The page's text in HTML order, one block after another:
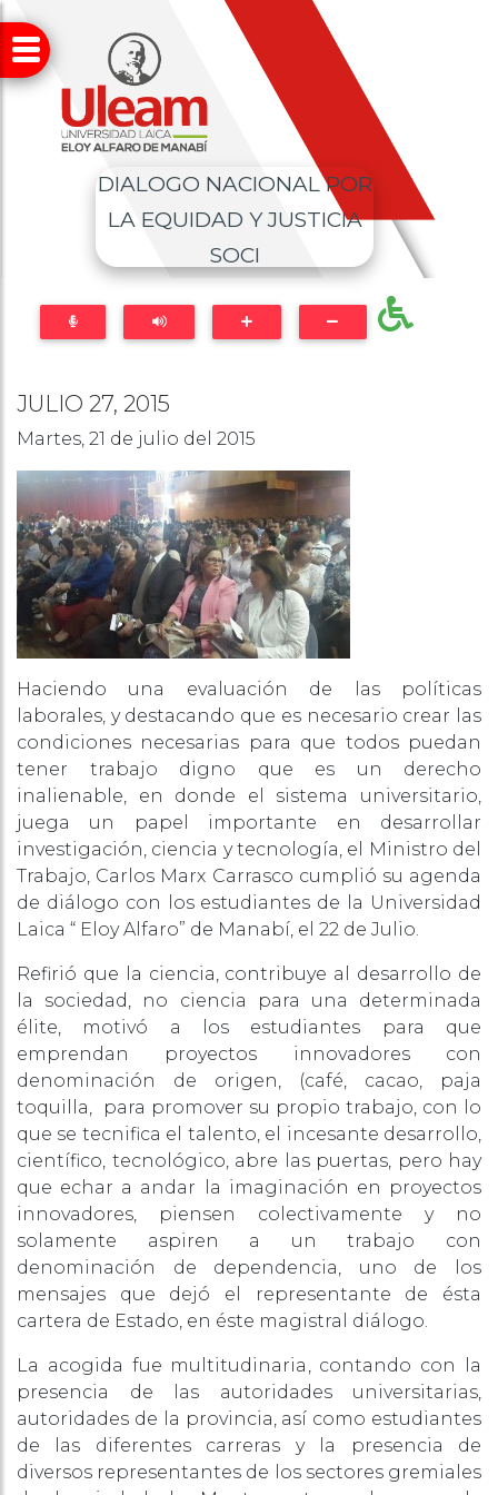
DIALOGO NACIONAL POR
LA EQUIDAD Y JUSTICIA
SOCI
JULIO 27, 2015
Martes, 21 de julio del 2015
Haciendo una evaluación de las políticas
laborales, y destacando que es necesario crear las
condiciones necesarias para que todos puedan
tener trabajo digno que es un derecho
inalienable, en donde el sistema universitario,
juega un papel importante en desarrollar
investigación, ciencia y tecnología, el Ministro del
Trabajo, Carlos Marx Carrasco cumplió su agenda
de diálogo con los estudiantes de la Universidad
Laica “ Eloy Alfaro” de Manabí, el 22 de Julio.
Refirió que la ciencia, contribuye al desarrollo de
la sociedad, no ciencia para una determinada
élite, motivó a los estudiantes para que
emprendan proyectos innovadores con
denominación de origen, (café, cacao, paja
toquilla, para promover su propio trabajo, con lo
que se tecnifica el talento, el incesante desarrollo,
científico, tecnológico, abre las puertas, pero hay
que echar a andar la imaginación en proyectos
innovadores, piensen colectivamente y no
solamente aspiren a un trabajo con
denominación de dependencia, uno de los
mensajes que dejó el representante de ésta
cartera de Estado, en éste magistral diálogo.
La acogida fue multitudinaria, contando con la
presencia de las autoridades universitarias,
autoridades de la provincia, así como estudiantes
de las diferentes carreras y la presencia de
diversos representantes de los sectores gremiales